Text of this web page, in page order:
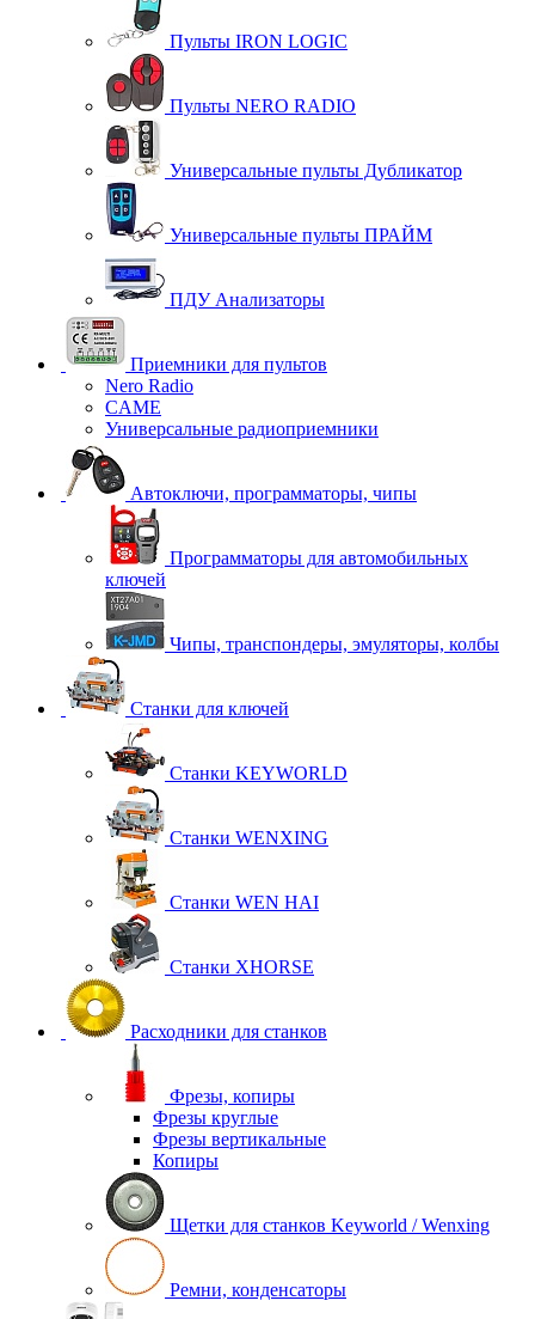
Пульты IRON LOGIC
Пульты NERO RADIO
Универсальные пульты Дубликатор
Универсальные пульты ПРАЙМ
ПДУ Анализаторы
Приемники для пультов
Nero Radio
CAME
Универсальные радиоприемники
Автоключи, программаторы, чипы
Программаторы для автомобильных
ключей
Чипы, транспондеры, эмуляторы, колбы
Станки для ключей
Станки KEYWORLD
Станки WENXING
Станки WEN HAI
Станки XHORSE
Расходники для станков
Фрезы, копиры
Фрезы круглые
Фрезы вертикальные
Копиры
Щетки для станков Keyworld / Wenxing
Ремни, конденсаторы